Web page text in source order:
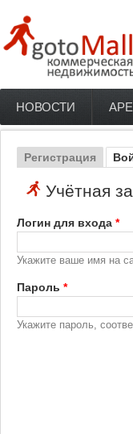
Главное меню
НОВОСТИ
Главные вкладки
Регистрация
Учётная
Логин для входа *
Укажите ваше имя на
Пароль *
Укажите пароль,